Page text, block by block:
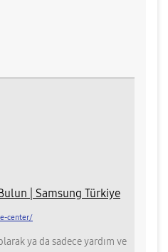
| Samsung Türkiye
center/
ya da sadece yardım ve